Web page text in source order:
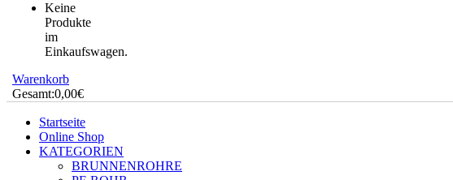
Keine
Produkte
im
Einkaufswagen.
Warenkorb
Gesamt:0,00€
Startseite
Online Shop
KATEGORIEN
BRUNNENROHRE